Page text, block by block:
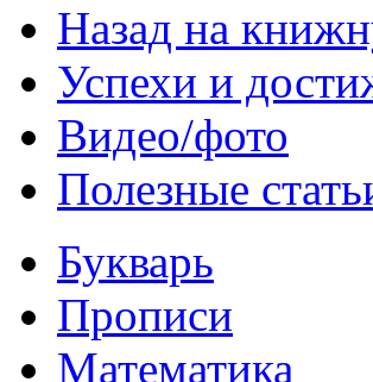
Назад на
Успехи и
Видео/фото
Полезные
Букварь
Прописи
Математика